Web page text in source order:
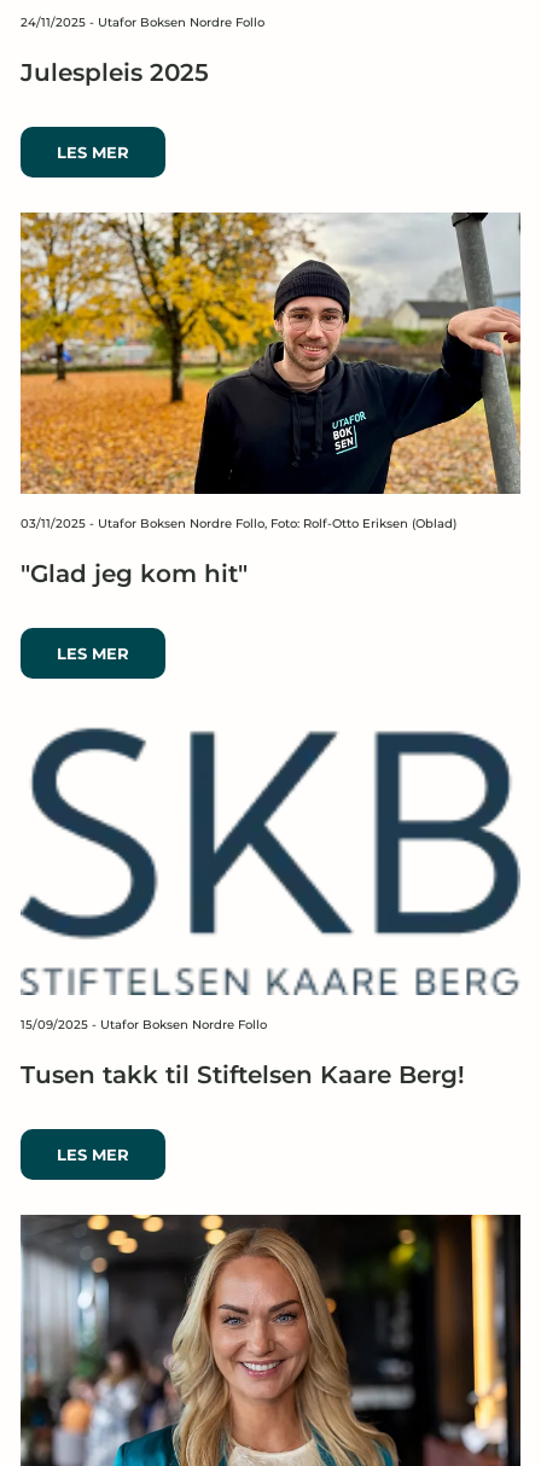
24/11/2025 - Utafor Boksen Nordre Follo
Julespleis 2025
LES MER
03/11/2025 - Utafor Boksen Nordre Follo, Foto: Rolf-Otto Eriksen (Oblad)
"Glad jeg kom hit"
LES MER
15/09/2025 - Utafor Boksen Nordre Follo
Tusen takk til Stiftelsen Kaare Berg!
LES MER